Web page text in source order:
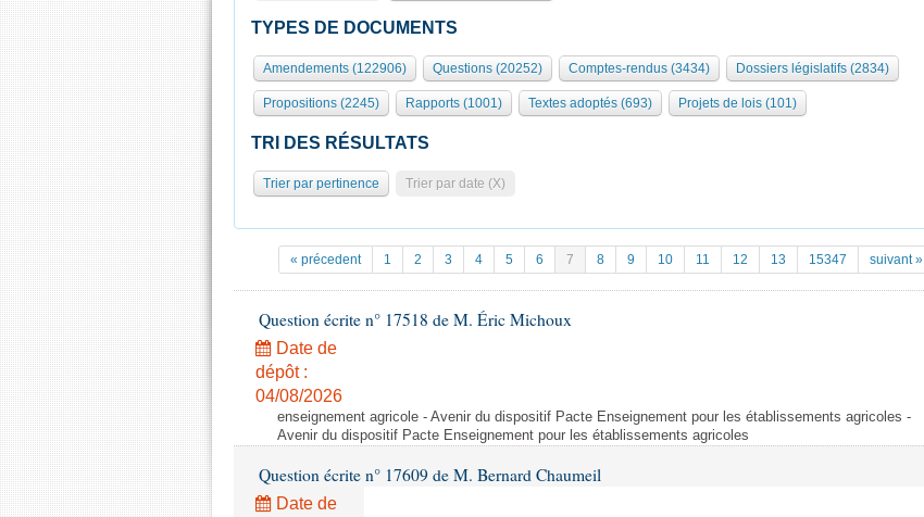
TYPES DE DOCUMENTS
Amendements (122906) Questions (20252) Comptes-rendus (3434) Dossiers législatifs (2834)
Propositions (2245) Rapports (1001) Textes adoptés (693) Projets de lois (101)
TRI DES RÉSULTATS
Trier par pertinence Trier par date (X)
« précedent 1 2 3 4 5 6 7 8 9 10 11 12 13 15347 suivant »
Question écrite n° 17518 de M. Éric Michoux
Date de
dépôt :
04/08/2026
enseignement agricole - Avenir du dispositif Pacte Enseignement pour les établissements agricoles -
Avenir du dispositif Pacte Enseignement pour les établissements agricoles
Question écrite n° 17609 de M. Bernard Chaumeil
Date de